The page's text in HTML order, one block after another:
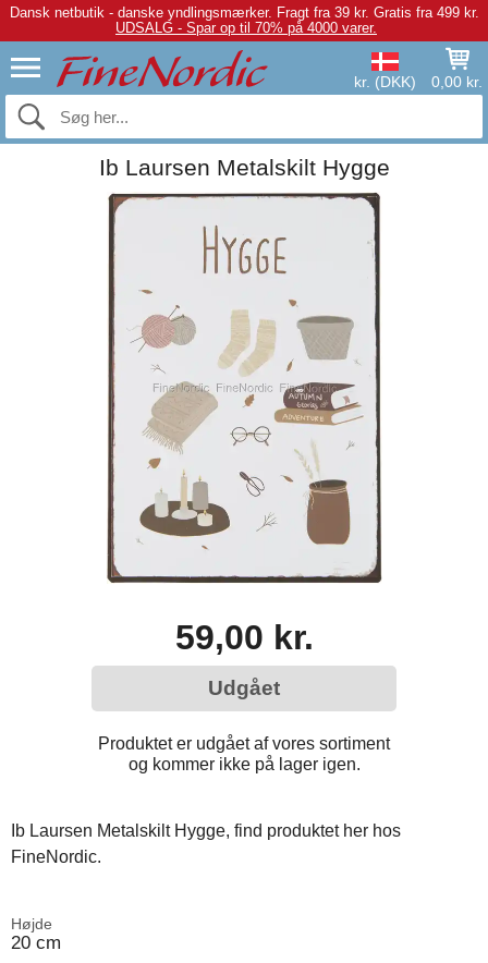
Dansk netbutik - danske yndlingsmærker. Fragt fra 39 kr. Gratis fra 499 kr.
UDSALG - Spar op til 70% på 4000 varer.
kr. (DKK) 0,00 kr.
Ib Laursen Metalskilt Hygge
59,00 kr.
Udgået
Produktet er udgået af vores sortiment
og kommer ikke på lager igen.
Ib Laursen Metalskilt Hygge, find produktet her hos
FineNordic.
Højde
20 cm